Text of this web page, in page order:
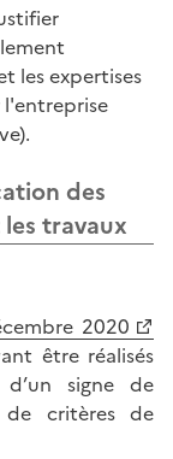
les expertises
des
travaux
2020
être réalisés
signe de
critères de